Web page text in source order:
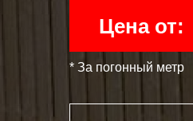
Цена от:
* За погонный метр